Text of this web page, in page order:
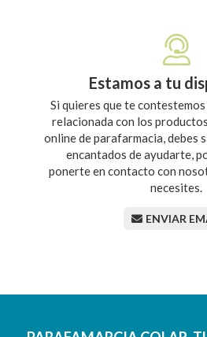
Estamos a tu
Si quieres que te
relacionada con los
online de parafarmacia, debes
encantados de ayudarte,
ponerte en contacto con
necesites.
ENVIAR